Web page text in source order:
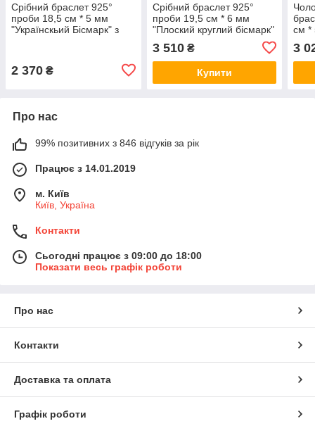
Срібний браслет 925°
проби 18,5 см * 5 мм
"Українскьий Бісмарк" з
2 370 ₴
Срібний браслет 925°
проби 19,5 см * 6 мм
"Плоский круглий бісмарк"
3 510₴
Купити
см *
3
Про нас
99% позитивних з 846 відгуків за рік
Працює з 14.01.2019
м. Київ
Київ, Україна
Контакти
Сьогодні працює з 09:00 до 18:00
Показати весь графік роботи
Про нас
Контакти
Доставка та оплата
Графік роботи